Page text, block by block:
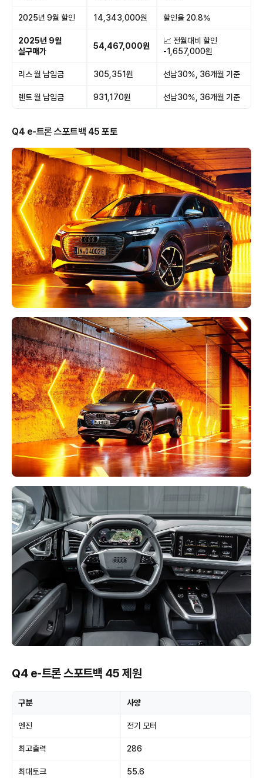
2025년 9월 할인 14,343,000원 할인율 20.8%
2025년 9월
실구매가
54,467,000원
📈 전월대비 할인
-1,657,000원
리스 월 납입금 305,351원 선납30%, 36개월 기준
렌트 월 납입금 931,170원 선납30%, 36개월 기준
Q4 e-트론 스포트백 45 포토
Q4 e-트론 스포트백 45 제원
구분 사양
엔진 전기 모터
최고출력 286
최대토크 55.6